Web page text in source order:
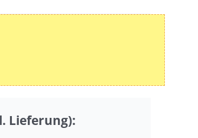
Lieferung):